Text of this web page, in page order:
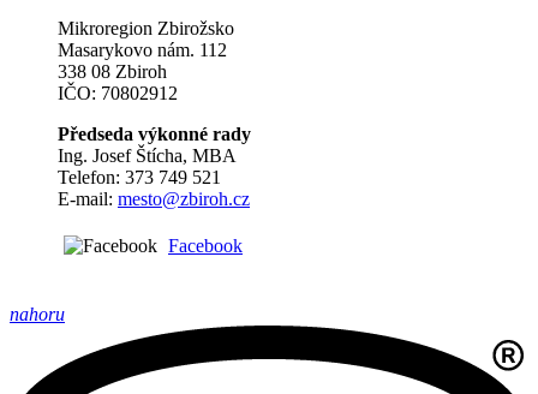
Mikroregion Zbirožsko
Masarykovo nám. 112
338 08 Zbiroh
IČO: 70802912
Předseda výkonné rady
Ing. Josef Štícha, MBA
Telefon: 373 749 521
E-mail: mesto@zbiroh.cz
Facebook
nahoru